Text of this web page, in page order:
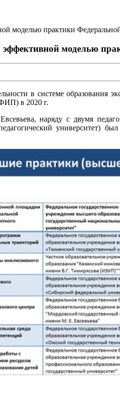
моделью практики
моделью
в системе образования
в 2020 г.
наряду с двумя
университет)